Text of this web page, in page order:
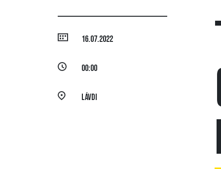
16.07.2022
00:00
Lávdi